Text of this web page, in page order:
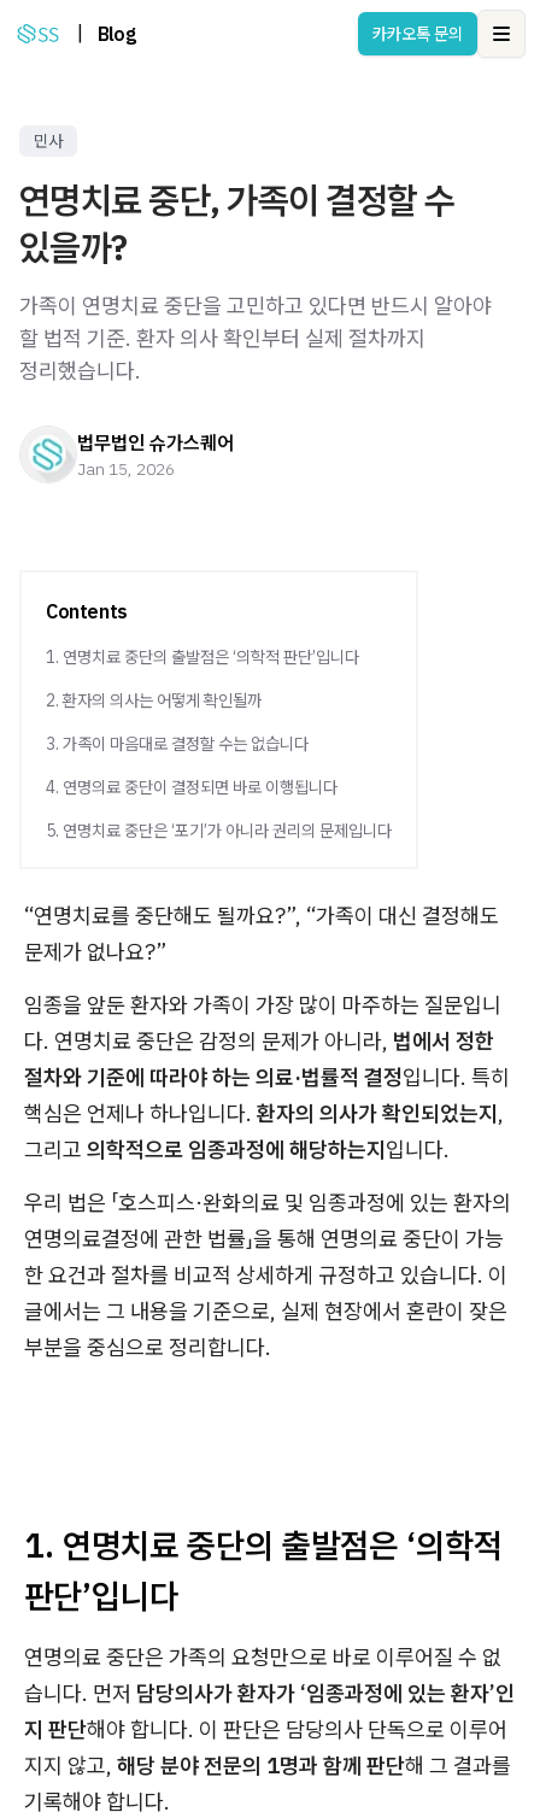
Blog 카카오톡 문의
민사
연명치료 중단, 가족이 결정할 수
있을까?
가족이 연명치료 중단을 고민하고 있다면 반드시 알아야
할 법적 기준. 환자 의사 확인부터 실제 절차까지
정리했습니다.
법무법인 슈가스퀘어
Jan 15, 2026
Contents
1. 연명치료 중단의 출발점은 ‘의학적 판단’입니다
2. 환자의 의사는 어떻게 확인될까
3. 가족이 마음대로 결정할 수는 없습니다
4. 연명의료 중단이 결정되면 바로 이행됩니다
5. 연명치료 중단은 ‘포기’가 아니라 권리의 문제입니다
“연명치료를 중단해도 될까요?”, “가족이 대신 결정해도
문제가 없나요?”
임종을 앞둔 환자와 가족이 가장 많이 마주하는 질문입니
다. 연명치료 중단은 감정의 문제가 아니라, 법에서 정한
절차와 기준에 따라야 하는 의료·법률적 결정입니다. 특히
핵심은 언제나 하나입니다. 환자의 의사가 확인되었는지,
그리고 의학적으로 임종과정에 해당하는지입니다.
우리 법은 「호스피스·완화의료 및 임종과정에 있는 환자의
연명의료결정에 관한 법률」을 통해 연명의료 중단이 가능
한 요건과 절차를 비교적 상세하게 규정하고 있습니다. 이
글에서는 그 내용을 기준으로, 실제 현장에서 혼란이 잦은
부분을 중심으로 정리합니다.
1. 연명치료 중단의 출발점은 ‘의학적
판단’입니다
연명의료 중단은 가족의 요청만으로 바로 이루어질 수 없
습니다. 먼저 담당의사가 환자가 ‘임종과정에 있는 환자’인
지 판단해야 합니다. 이 판단은 담당의사 단독으로 이루어
지지 않고, 해당 분야 전문의 1명과 함께 판단해 그 결과를
기록해야 합니다.